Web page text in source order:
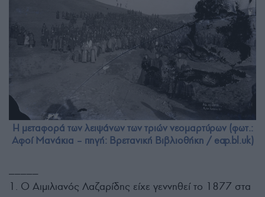
Η μεταφορά των λειψάνων των τριών νεομαρτύρων (φωτ.:
Αφοί Μανάκια – πηγή: Βρετανική Βιβλιοθήκη / eap.bl.uk)
1. Ο Αιμιλιανός Λαζαρίδης είχε γεννηθεί το 1877 στα